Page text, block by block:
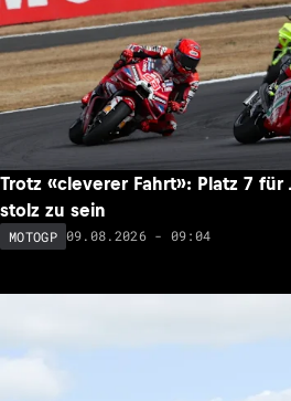
Trotz «cleverer Fahrt»: Platz 7 für
stolz zu sein
MOTOGP 09.08.2026 - 09:04